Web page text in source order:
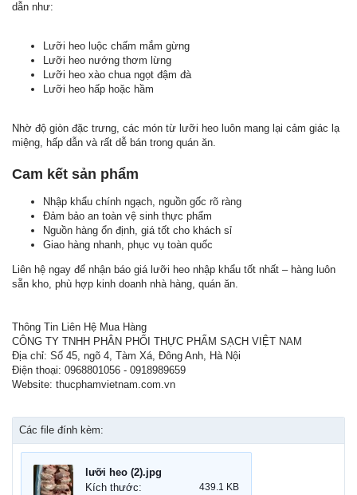
dẫn như:
Lưỡi heo luộc chấm mắm gừng
Lưỡi heo nướng thơm lừng
Lưỡi heo xào chua ngọt đậm đà
Lưỡi heo hấp hoặc hầm
Nhờ độ giòn đặc trưng, các món từ lưỡi heo luôn mang lại cảm giác lạ
miệng, hấp dẫn và rất dễ bán trong quán ăn.
Cam kết sản phẩm
Nhập khẩu chính ngạch, nguồn gốc rõ ràng
Đảm bảo an toàn vệ sinh thực phẩm
Nguồn hàng ổn định, giá tốt cho khách sỉ
Giao hàng nhanh, phục vụ toàn quốc
Liên hệ ngay để nhận báo giá lưỡi heo nhập khẩu tốt nhất – hàng luôn
sẵn kho, phù hợp kinh doanh nhà hàng, quán ăn.
Thông Tin Liên Hệ Mua Hàng
CÔNG TY TNHH PHÂN PHỐI THỰC PHẨM SẠCH VIỆT NAM
Địa chỉ: Số 45, ngõ 4, Tàm Xá, Đông Anh, Hà Nội
Điện thoại: 0968801056 - 0918989659
Website: thucphamvietnam.com.vn
Các file đính kèm:
lưỡi heo (2).jpg
Kích thước:
439.1 KB